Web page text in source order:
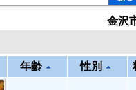
金沢
年齢arrow_drop_up 性別 arrow_drop_up